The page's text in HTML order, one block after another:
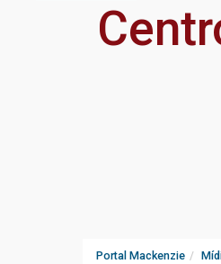
Portal Mackenzie